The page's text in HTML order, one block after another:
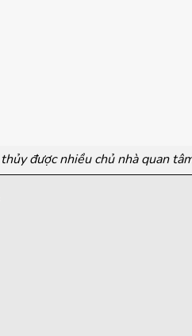
được nhiều chủ nhà quan